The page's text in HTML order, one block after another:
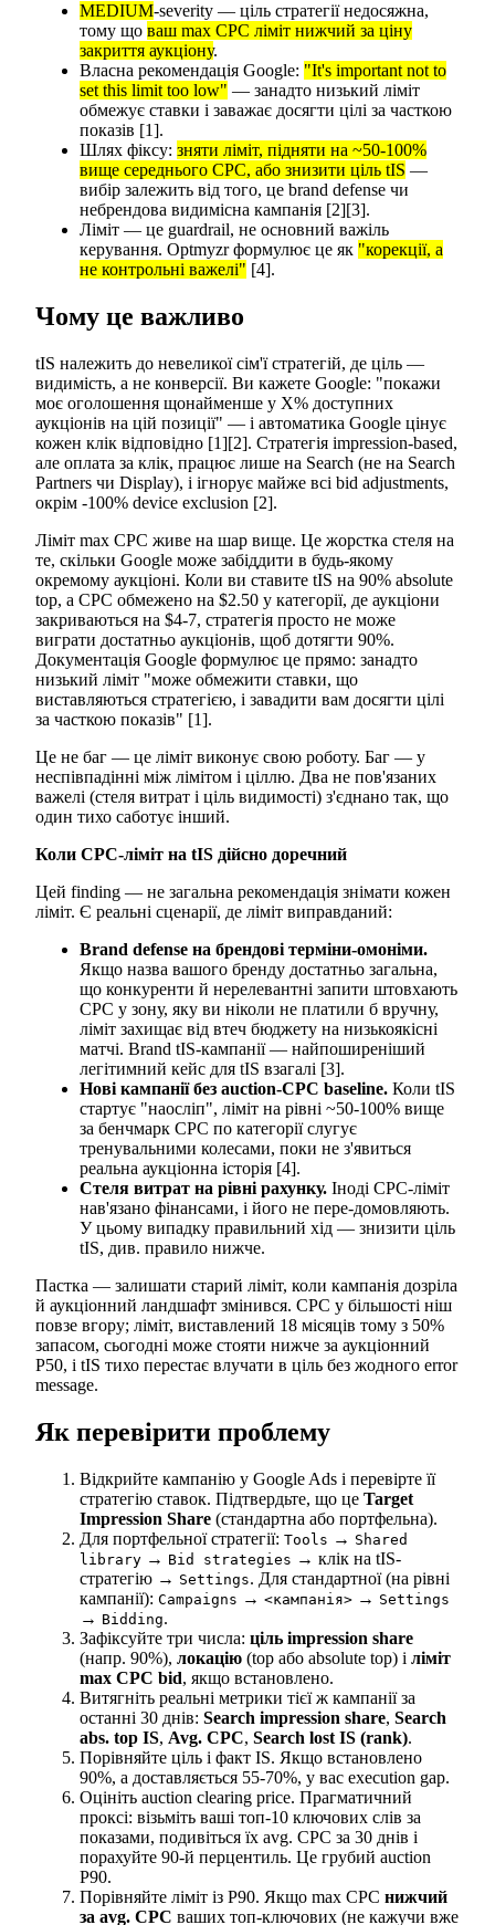
MEDIUM-severity — ціль стратегії недосяжна,
тому що ваш max CPC ліміт нижчий за ціну
закриття аукціону.
Власна рекомендація Google: "It's important not to
set this limit too low" — занадто низький ліміт
обмежує ставки і заважає досягти цілі за часткою
показів [1].
Шлях фіксу: зняти ліміт, підняти на ~50-100%
вище середнього CPC, або знизити ціль tIS —
вибір залежить від того, це brand defense чи
небрендова видимісна кампанія [2][3].
Ліміт — це guardrail, не основний важіль
керування. Optmyzr формулює це як "корекції, а
не контрольні важелі" [4].
Чому це важливо
tIS належить до невеликої сім'ї стратегій, де ціль —
видимість, а не конверсії. Ви кажете Google: "покажи
моє оголошення щонайменше у X% доступних
аукціонів на цій позиції" — і автоматика Google цінує
кожен клік відповідно [1][2]. Стратегія impression-based,
але оплата за клік, працює лише на Search (не на Search
Partners чи Display), і ігнорує майже всі bid adjustments,
окрім -100% device exclusion [2].
Ліміт max CPC живе на шар вище. Це жорстка стеля на
те, скільки Google може забіддити в будь-якому
окремому аукціоні. Коли ви ставите tIS на 90% absolute
top, а CPC обмежено на $2.50 у категорії, де аукціони
закриваються на $4-7, стратегія просто не може
виграти достатньо аукціонів, щоб дотягти 90%.
Документація Google формулює це прямо: занадто
низький ліміт "може обмежити ставки, що
виставляються стратегією, і завадити вам досягти цілі
за часткою показів" [1].
Це не баг — це ліміт виконує свою роботу. Баг — у
неспівпадінні між лімітом і ціллю. Два не пов'язаних
важелі (стеля витрат і ціль видимості) з'єднано так, що
один тихо саботує інший.
Коли CPC-ліміт на tIS дійсно доречний
Цей finding — не загальна рекомендація знімати кожен
ліміт. Є реальні сценарії, де ліміт виправданий:
Brand defense на брендові терміни-омоніми.
Якщо назва вашого бренду достатньо загальна,
що конкуренти й нерелевантні запити штовхають
CPC у зону, яку ви ніколи не платили б вручну,
ліміт захищає від втеч бюджету на низькоякісні
матчі. Brand tIS-кампанії — найпоширеніший
легітимний кейс для tIS взагалі [3].
Нові кампанії без auction-CPC baseline. Коли tIS
стартує "наосліп", ліміт на рівні ~50-100% вище
за бенчмарк CPC по категорії слугує
тренувальними колесами, поки не з'явиться
реальна аукціонна історія [4].
Стеля витрат на рівні рахунку. Іноді CPC-ліміт
нав'язано фінансами, і його не пере-домовляють.
У цьому випадку правильний хід — знизити ціль
tIS, див. правило нижче.
Пастка — залишати старий ліміт, коли кампанія дозріла
й аукціонний ландшафт змінився. CPC у більшості ніш
повзе вгору; ліміт, виставлений 18 місяців тому з 50%
запасом, сьогодні може стояти нижче за аукціонний
P50, і tIS тихо перестає влучати в ціль без жодного error
message.
Як перевірити проблему
Відкрийте кампанію у Google Ads і перевірте її
стратегію ставок. Підтвердьте, що це Target
Impression Share (стандартна або портфельна).
Для портфельної стратегії: Tools → Shared
library → Bid strategies → клік на tIS-
стратегію → Settings. Для стандартної (на рівні
кампанії): Campaigns → <кампанія> → Settings
→ Bidding.
Зафіксуйте три числа: ціль impression share
(напр. 90%), локацію (top або absolute top) і ліміт
max CPC bid, якщо встановлено.
Витягніть реальні метрики тієї ж кампанії за
останні 30 днів: Search impression share, Search
abs. top IS, Avg. CPC, Search lost IS (rank).
Порівняйте ціль і факт IS. Якщо встановлено
90%, а доставляється 55-70%, у вас execution gap.
Оцініть auction clearing price. Прагматичний
проксі: візьміть ваші топ-10 ключових слів за
показами, подивіться їх avg. CPC за 30 днів і
порахуйте 90-й перцентиль. Це грубий auction
P90.
Порівняйте ліміт із P90. Якщо max CPC нижчий
за avg. CPC ваших топ-ключових (не кажучи вже